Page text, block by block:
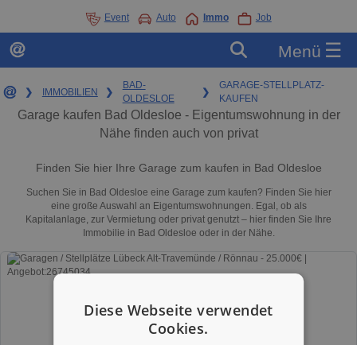
Event Auto Immo Job
Menü ☰
❯ IMMOBILIEN ❯
BAD-
OLDESLOE
❯
GARAGE-STELLPLATZ-
KAUFEN
Garage kaufen Bad Oldesloe - Eigentumswohnung in der
Nähe finden auch von privat
Finden Sie hier Ihre Garage zum kaufen in Bad Oldesloe
Suchen Sie in Bad Oldesloe eine Garage zum kaufen? Finden Sie hier
eine große Auswahl an Eigentumswohnungen. Egal, ob als
Kapitalanlage, zur Vermietung oder privat genutzt – hier finden Sie Ihre
Immobilie in Bad Oldesloe oder in der Nähe.
Diese Webseite verwendet
Cookies.